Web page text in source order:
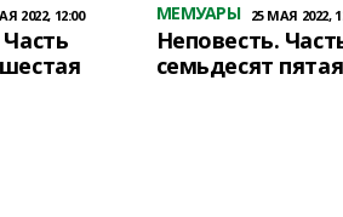
2022, 12:00 МЕМУАРЫ 25 МАЯ 2022,
Неповесть.
семьдесят пятая